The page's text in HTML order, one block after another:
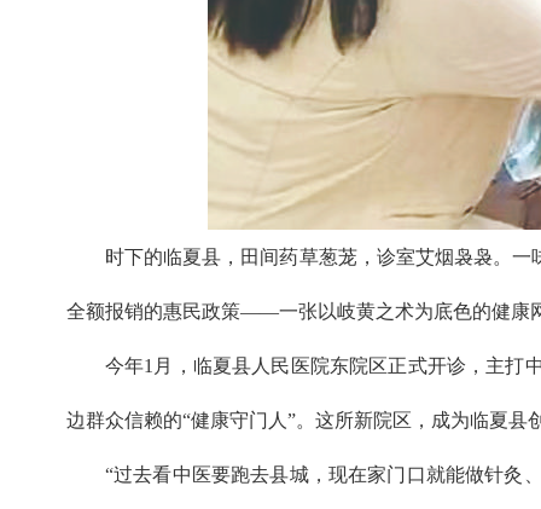
时下的临夏县，田间药草葱茏，诊室艾烟袅袅。
全额报销的惠民政策——一张以岐黄之术为底色的健
今年1月，临夏县人民医院东院区正式开诊，主打
边群众信赖的“健康守门人”。这所新院区，成为临夏
“过去看中医要跑去县城，现在家门口就能做针灸